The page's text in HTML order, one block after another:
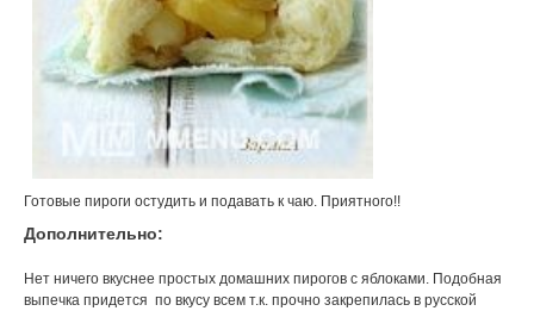
Готовые пироги остудить и подавать к чаю. Приятного!!
Дополнительно:
Нет ничего вкуснее простых домашних пирогов с яблоками. Подобная
выпечка придется по вкусу всем т.к. прочно закрепилась в русской